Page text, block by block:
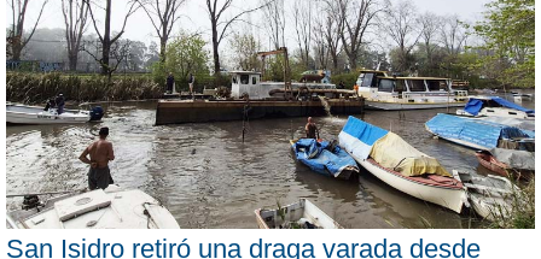
San Isidro retiró una draga varada desde